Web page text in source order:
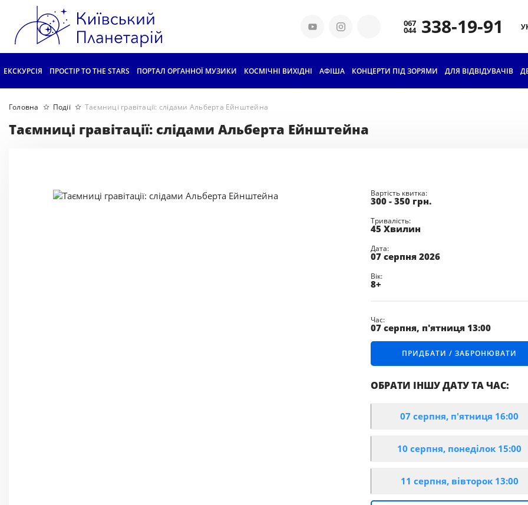
338-19-91
ЕКСКУРСІЯ ПРОСТІР TO THE STARS ПОРТАЛ ОРГАННОЇ МУЗИКИ КОСМІЧНІ ВИХІДНІ АФІША КОНЦЕРТИ ПІД ЗОРЯМИ ДЛЯ ВІДВІДУВАЧІВ
КВИТКИ ТА ЦІНИ
ПЛАНЕТАРІЮ
МАГАЗИН
КОСМІЧНИХ
СУВЕНІРІВ
ОРГАНІЗАЦІЇ
ПРОТИЕПІДЕМІЧНИХ
Головна Події Таємниці гравітації: слідами Альберта Ейнштейна
Таємниці гравітації: слідами Альберта Ейнштейна
Вартість квитка:
300 - 350 грн.
Тривалість:
45 Хвилин
Дата:
07 серпня 2026
Вік:
8+
Час:
07 серпня, п'ятниця 13:00
ПРИДБАТИ / ЗАБРОНЮВАТИ
ОБРАТИ ІНШУ ДАТУ ТА ЧАС:
07 серпня, п'ятниця 16:00
10 серпня, понеділок 15:00
11 серпня, вівторок 13:00